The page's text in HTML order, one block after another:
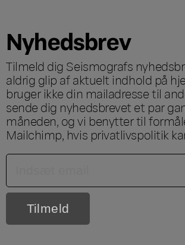
Nyhedsbrev
Tilmeld dig Seismografs
aldrig glip af aktuelt indhold på
bruger ikke din mailadresse til
sende dig nyhedsbrevet et par
måneden, og vi benytter til
Mailchimp, hvis privatlivspolitik